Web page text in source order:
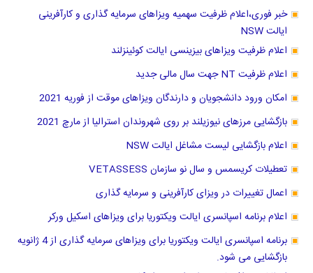
خبر فوری،اعلام ظرفیت سهمیه ویزاهای سرمایه گذاری و کارآفرینی
ایالت NSW
اعلام ظرفیت ویزاهای بیزینسی ایالت کوئینزلند
اعلام ظرفیت NT جهت سال مالی جدید
امکان ورود دانشجویان و دارندگان ویزاهای موقت از فوریه 2021
بازگشایی مرزهای نیوزیلند بر روی شهروندان استرالیا از مارچ 2021
اعلام بازگشایی لیست مشاغل ایالت NSW
تعطیلات کریسمس و سال نو سازمان VETASSESS
اعمال تغییرات در ویزای کارآفرینی و سرمایه گذاری
اعلام برنامه اسپانسری ایالت ویکتوریا برای ویزاهای اسکیل ورکر
برنامه اسپانسری ایالت ویکتوریا برای ویزاهای سرمایه گذاری از 4 ژانویه
بازگشایی می شود.